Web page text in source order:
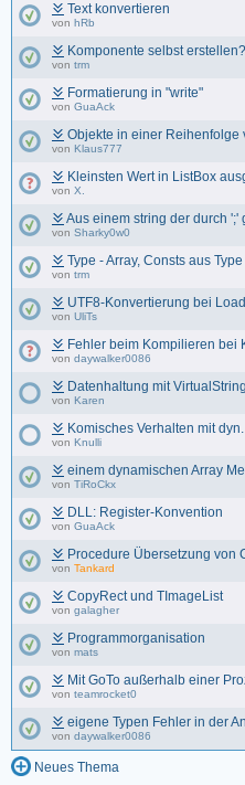
Text konvertieren
von hRb
Komponente selbst
von trm
Formatierung in "write"
von GuaAck
Objekte in einer Reihenfolge
von Klaus777
Kleinsten Wert in ListBox
von X.
Aus einem string der durch
von Sharky0w0
Type - Array, Consts aus Type
von trm
UTF8-Konvertierung bei
von UliTs
Fehler beim Kompilieren bei
von daywalker0086
Datenhaltung mit
von Karen
Komisches Verhalten mit
von Knulli
einem dynamischen Array
von TiRoCkx
DLL: Register-Konvention
von GuaAck
Procedure Übersetzung von
von Tankard
CopyRect und TImageList
von galagher
Programmorganisation
von mats
Mit GoTo außerhalb einer
von teamrocket0
eigene Typen Fehler in der
von daywalker0086
Neues Thema